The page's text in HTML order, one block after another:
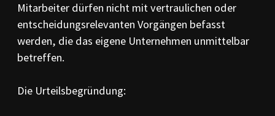
Mitarbeiter dürfen nicht mit vertraulichen oder
entscheidungs­relevanten Vorgängen befasst
werden, die das eigene Unter­nehmen unmit­tel­bar
betref­fen.
Die Urteilsbegründung: